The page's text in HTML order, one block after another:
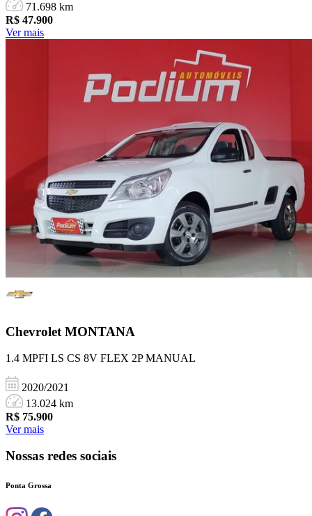
71.698 km
R$ 47.900
Ver mais
Chevrolet MONTANA
1.4 MPFI LS CS 8V FLEX 2P MANUAL
2020/2021
13.024 km
R$ 75.900
Ver mais
Nossas redes sociais
Ponta Grossa